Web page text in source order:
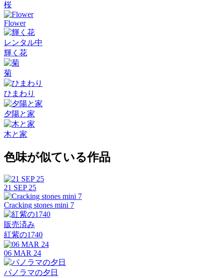
桜
Flower
レンタル中
輝く花
菊
ひまわり
夕陽と家
木と家
色味が似ている作品
21 SEP 25
Cracking stones mini 7
販売済み
紅紫の1740
06 MAR 24
パノラマの夕日